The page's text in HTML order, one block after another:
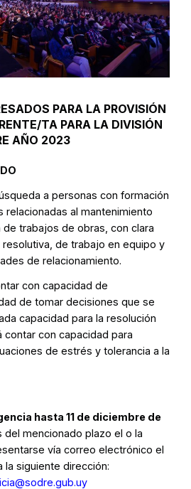
PARA LA PROVISIÓN
TA PARA LA DIVISIÓN
AÑO 2023
a personas con formación
relacionadas al mantenimiento
trabajos de obras, con clara
de trabajo en equipo y
de relacionamiento.
con capacidad de
de tomar decisiones que se
capacidad para la resolución
con capacidad para
de estrés y tolerancia a la
hasta 11 de diciembre de
del mencionado plazo el o la
vía correo electrónico el
la siguiente dirección: